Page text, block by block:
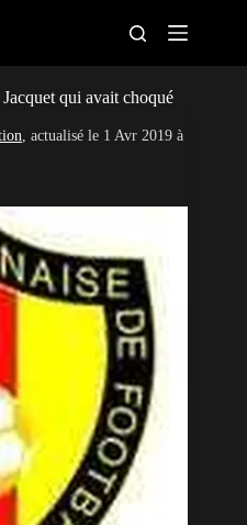
féminine
sportifs
qui avait choqué
, actualisé le 1 Avr 2019 à